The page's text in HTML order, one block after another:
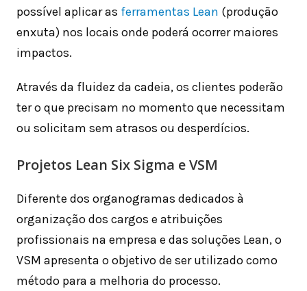
possível aplicar as ferramentas Lean (produção
enxuta) nos locais onde poderá ocorrer maiores
impactos.
Através da fluidez da cadeia, os clientes poderão
ter o que precisam no momento que necessitam
ou solicitam sem atrasos ou desperdícios.
Projetos Lean Six Sigma e VSM
Diferente dos organogramas dedicados à
organização dos cargos e atribuições
profissionais na empresa e das soluções Lean, o
VSM apresenta o objetivo de ser utilizado como
método para a melhoria do processo.